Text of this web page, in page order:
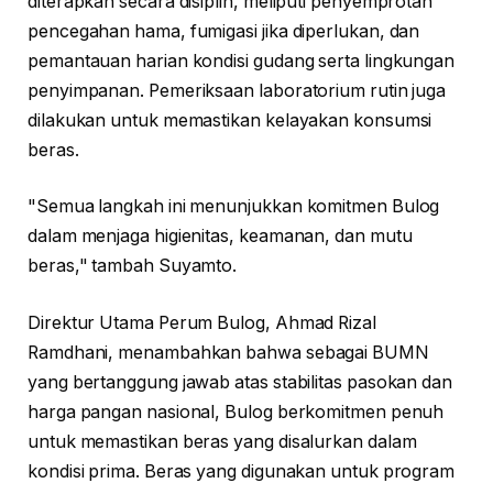
pencegahan hama, fumigasi jika diperlukan, dan
pemantauan harian kondisi gudang serta lingkungan
penyimpanan. Pemeriksaan laboratorium rutin juga
dilakukan untuk memastikan kelayakan konsumsi
beras.
"Semua langkah ini menunjukkan komitmen Bulog
dalam menjaga higienitas, keamanan, dan mutu
beras," tambah Suyamto.
Direktur Utama Perum Bulog, Ahmad Rizal
Ramdhani, menambahkan bahwa sebagai BUMN
yang bertanggung jawab atas stabilitas pasokan dan
harga pangan nasional, Bulog berkomitmen penuh
untuk memastikan beras yang disalurkan dalam
kondisi prima. Beras yang digunakan untuk program